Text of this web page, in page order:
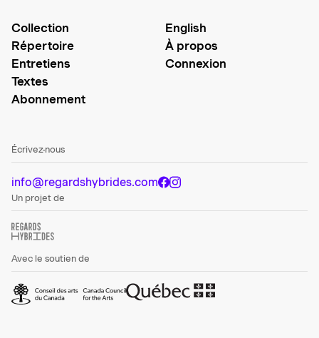
Collection
Répertoire
Entretiens
Textes
Abonnement
English
À propos
Connexion
Écrivez-nous
info@regardshybrides.com
Un projet de
Avec le soutien de